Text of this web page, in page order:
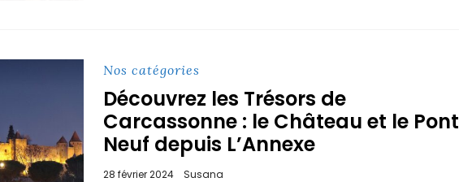
Nos catégories
Découvrez les Trésors de
Carcassonne : le Château et le Pont
Neuf depuis L’Annexe
28 février 2024 Susana